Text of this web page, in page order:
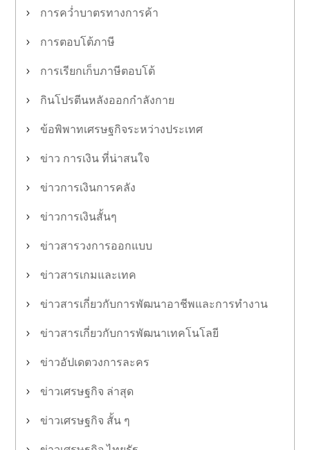
การคว่ำบาตรทางการค้า
การตอบโต้ภาษี
การเรียกเก็บภาษีตอบโต้
กินโปรตีนหลังออกกำลังกาย
ข้อพิพาทเศรษฐกิจระหว่างประเทศ
ข่าว การเงิน ที่น่าสนใจ
ข่าวการเงินการคลัง
ข่าวการเงินสั้นๆ
ข่าวสารวงการออกแบบ
ข่าวสารเกมและเทค
ข่าวสารเกี่ยวกับการพัฒนาอาชีพและการทำงาน
ข่าวสารเกี่ยวกับการพัฒนาเทคโนโลยี
ข่าวอัปเดตวงการละคร
ข่าวเศรษฐกิจ ล่าสุด
ข่าวเศรษฐกิจ สั้น ๆ